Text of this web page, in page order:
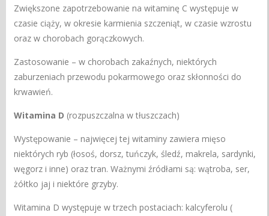
Zwiększone zapotrzebowanie na witaminę C występuje w
czasie ciąży, w okresie karmienia szczeniąt, w czasie wzrostu
oraz w chorobach gorączkowych.
Zastosowanie – w chorobach zakaźnych, niektórych
zaburzeniach przewodu pokarmowego oraz skłonności do
krwawień.
Witamina D (rozpuszczalna w tłuszczach)
Występowanie – najwięcej tej witaminy zawiera mięso
niektórych ryb (łosoś, dorsz, tuńczyk, śledź, makrela, sardynki,
węgorz i inne) oraz tran. Ważnymi źródłami są: wątroba, ser,
żółtko jaj i niektóre grzyby.
Witamina D występuje w trzech postaciach: kalcyferolu (